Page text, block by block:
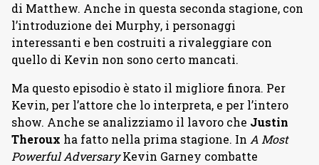
di Matthew. Anche in questa seconda stagione, con
l’introduzione dei Murphy, i personaggi
interessanti e ben costruiti a rivaleggiare con
quello di Kevin non sono certo mancati.
Ma questo episodio è stato il migliore finora. Per
Kevin, per l’attore che lo interpreta, e per l’intero
show. Anche se analizziamo il lavoro che Justin
Theroux ha fatto nella prima stagione. In A Most
Powerful AdversaryKevin Garney combatte